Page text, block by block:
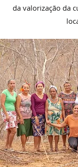
da valorização da